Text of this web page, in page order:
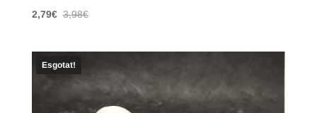
2,79€ 3,98€
Esgotat!